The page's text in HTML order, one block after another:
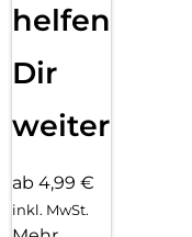
helfen
Dir
weiter
ab 4,99 €
inkl. MwSt.